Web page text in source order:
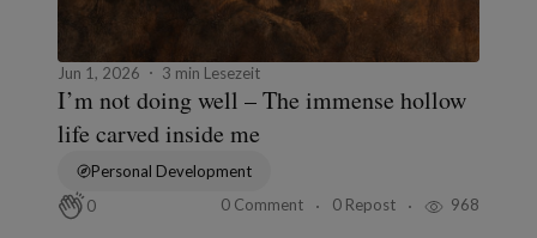
Jun 1, 2026 3 min Lesezeit
I’m not doing well – The immense hollow
life carved inside me
Personal Development
0
0 Comment 0 Repost 968